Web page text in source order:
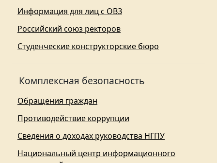
Информация для лиц с ОВЗ
Российский союз ректоров
Студенческие конструкторские бюро
Комплексная безопасность
Обращения граждан
Противодействие коррупции
Сведения о доходах руководства НГПУ
Национальный центр информационного